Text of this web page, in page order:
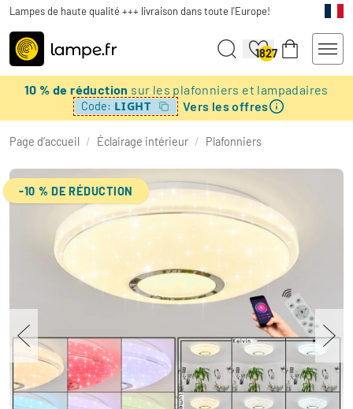
Lampes de haute qualité +++ livraison dans toute l'Europe!
1827
10 % de réduction sur les plafonniers et lampadaires
Code: LIGHT Vers les offres
Page d’accueil / Éclairage intérieur / Plafonniers
-10 % DE RÉDUCTION